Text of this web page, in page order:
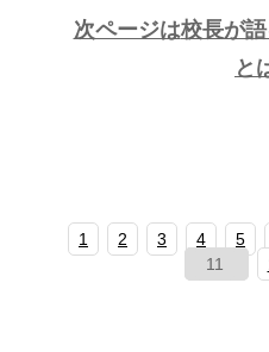
次ページは校長が
と
1 2 3 4 5
11